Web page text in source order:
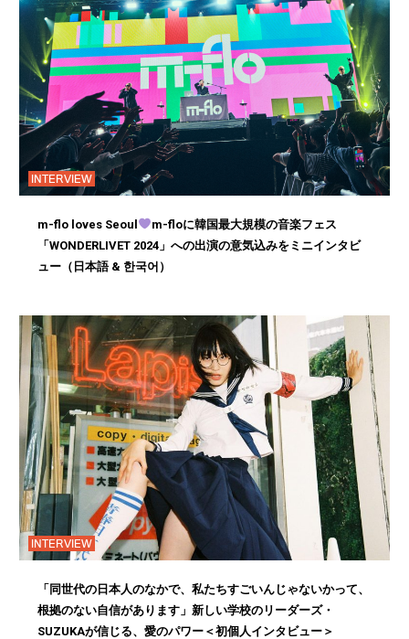
INTERVIEW
m-flo loves Seoul
m-floに韓国最大規模の音楽フェス
「WONDERLIVET 2024」への出演の意気込みをミニインタビ
ュー（日本語 & 한국어）
INTERVIEW
「同世代の日本人のなかで、私たちすごいんじゃないかって、
根拠のない自信があります」新しい学校のリーダーズ・
SUZUKAが信じる、愛のパワー＜初個人インタビュー＞